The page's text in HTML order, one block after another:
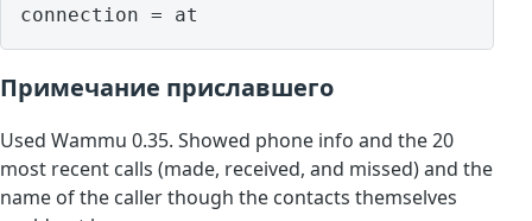
Примечание приславшего
Used Wammu 0.35. Showed phone info and the 20
most recent calls (made, received, and missed) and the
name of the caller though the contacts themselves